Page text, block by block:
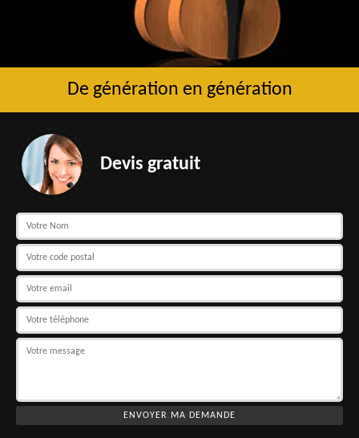
De génération en génération
Devis gratuit